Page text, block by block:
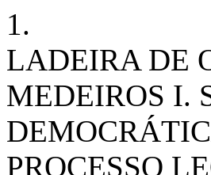
1.
LADEIRA DE
MEDEIROS I.
PROCESSO